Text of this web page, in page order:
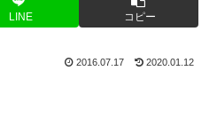
LINE コピー
2016.07.17 2020.01.12